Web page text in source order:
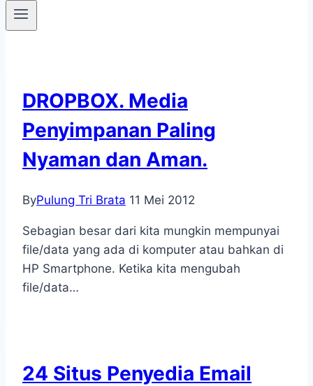
DROPBOX. Media
Penyimpanan Paling
Nyaman dan Aman.
ByPulung Tri Brata 11 Mei 2012
Sebagian besar dari kita mungkin mempunyai
file/data yang ada di komputer atau bahkan di
HP Smartphone. Ketika kita mengubah
file/data…
24 Situs Penyedia Email